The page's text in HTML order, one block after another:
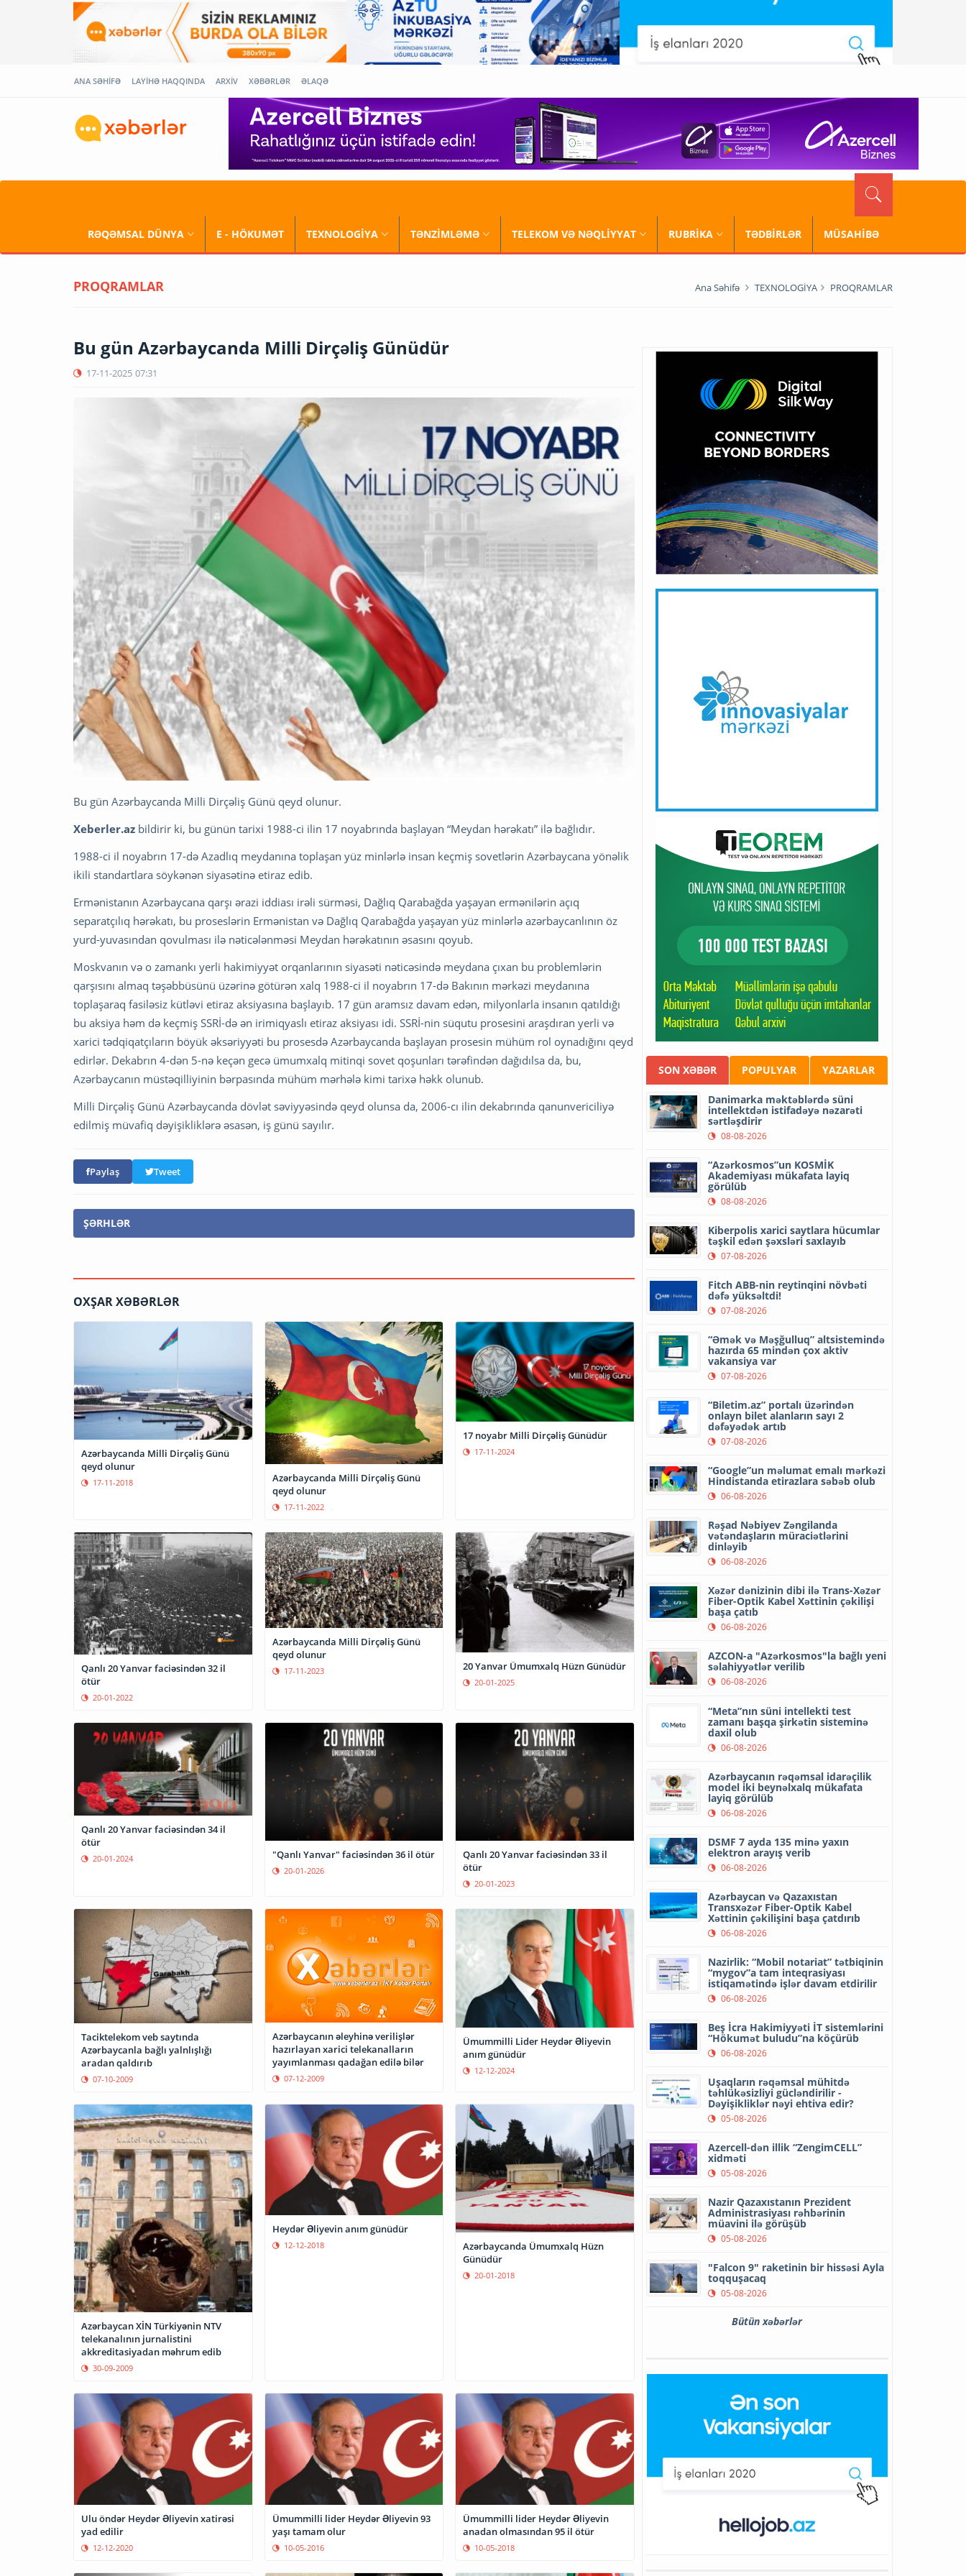
ANA SƏHİFƏ LAYİHƏ HAQQINDA ARXİV XƏBƏRLƏR ƏLAQƏ
RƏQƏMSAL DÜNYA E - HÖKUMƏT TEXNOLOGİYA TƏNZİMLƏMƏ TELEKOM VƏ NƏQLİYYAT RUBRİKA TƏDBİRLƏR MÜSAHİBƏ
PROQRAMLAR Ana Səhifə TEXNOLOGİYA PROQRAMLAR
Bu gün Azərbaycanda Milli Dirçəliş Günüdür
17-11-2025 07:31
Bu gün Azərbaycanda Milli Dirçəliş Günü qeyd olunur.
Xeberler.az bildirir ki, bu günün tarixi 1988-ci ilin 17 noyabrında başlayan “Meydan hərəkatı” ilə bağlıdır.
1988-ci il noyabrın 17-də Azadlıq meydanına toplaşan yüz minlərlə insan keçmiş sovetlərin Azərbaycana yönəlik
ikili standartlara söykənən siyasətinə etiraz edib.
Ermənistanın Azərbaycana qarşı ərazi iddiası irəli sürməsi, Dağlıq Qarabağda yaşayan ermənilərin açıq
separatçılıq hərəkatı, bu proseslərin Ermənistan və Dağlıq Qarabağda yaşayan yüz minlərlə azərbaycanlının öz
yurd-yuvasından qovulması ilə nəticələnməsi Meydan hərəkatının əsasını qoyub.
Moskvanın və o zamankı yerli hakimiyyət orqanlarının siyasəti nəticəsində meydana çıxan bu problemlərin
qarşısını almaq təşəbbüsünü üzərinə götürən xalq 1988-ci il noyabrın 17-də Bakının mərkəzi meydanına
toplaşaraq fasiləsiz kütləvi etiraz aksiyasına başlayıb. 17 gün aramsız davam edən, milyonlarla insanın qatıldığı
bu aksiya həm də keçmiş SSRİ-də ən irimiqyaslı etiraz aksiyası idi. SSRİ-nin süqutu prosesini araşdıran yerli və
xarici tədqiqatçıların böyük əksəriyyəti bu prosesdə Azərbaycanda başlayan prosesin mühüm rol oynadığını qeyd
edirlər. Dekabrın 4-dən 5-nə keçən gecə ümumxalq mitinqi sovet qoşunları tərəfindən dağıdılsa da, bu,
Azərbaycanın müstəqilliyinin bərpasında mühüm mərhələ kimi tarixə həkk olunub.
Milli Dirçəliş Günü Azərbaycanda dövlət səviyyəsində qeyd olunsa da, 2006-cı ilin dekabrında qanunvericiliyə
edilmiş müvafiq dəyişikliklərə əsasən, iş günü sayılır.
Paylaş Tweet
ŞƏRHLƏR
OXŞAR XƏBƏRLƏR
Azərbaycanda Milli Dirçəliş Günü
qeyd olunur
17-11-2018
Azərbaycanda Milli Dirçəliş Günü
qeyd olunur
17-11-2022
17 noyabr Milli Dirçəliş Günüdür
17-11-2024
Qanlı 20 Yanvar faciəsindən 32 il
ötür
20-01-2022
Azərbaycanda Milli Dirçəliş Günü
qeyd olunur
17-11-2023 20 Yanvar Ümumxalq Hüzn Günüdür
20-01-2025
Qanlı 20 Yanvar faciəsindən 34 il
ötür
20-01-2024 "Qanlı Yanvar" faciəsindən 36 il ötür
20-01-2026
Qanlı 20 Yanvar faciəsindən 33 il
ötür
20-01-2023
Taciktelekom veb saytında
Azərbaycanla bağlı yalnlışlığı
aradan qaldırıb
07-10-2009
Azərbaycanın əleyhinə verilişlər
hazırlayan xarici telekanalların
yayımlanması qadağan edilə bilər
07-12-2009
Ümummilli Lider Heydər Əliyevin
anım günüdür
12-12-2024
Azərbaycan XİN Türkiyənin NTV
telekanalının jurnalistini
akkreditasiyadan məhrum edib
30-09-2009
Heydər Əliyevin anım günüdür
12-12-2018
Azərbaycanda Ümumxalq Hüzn
Günüdür
20-01-2018
Ulu öndər Heydər Əliyevin xatirəsi
yad edilir
12-12-2020
Ümummilli lider Heydər Əliyevin 93
yaşı tamam olur
10-05-2016
Ümummilli lider Heydər Əliyevin
anadan olmasından 95 il ötür
10-05-2018
SON XƏBƏR POPULYAR YAZARLAR
Danimarka məktəblərdə süni
intellektdən istifadəyə nəzarəti
sərtləşdirir
08-08-2026
“Azərkosmos”un KOSMİK
Akademiyası mükafata layiq
görülüb
08-08-2026
Kiberpolis xarici saytlara hücumlar
təşkil edən şəxsləri saxlayıb
07-08-2026
Fitch ABB-nin reytinqini növbəti
dəfə yüksəltdi!
07-08-2026
“Əmək və Məşğulluq” altsistemində
hazırda 65 mindən çox aktiv
vakansiya var
07-08-2026
“Biletim.az” portalı üzərindən
onlayn bilet alanların sayı 2
dəfəyədək artıb
07-08-2026
“Google”un məlumat emalı mərkəzi
Hindistanda etirazlara səbəb olub
06-08-2026
Rəşad Nəbiyev Zəngilanda
vətəndaşların müraciətlərini
dinləyib
06-08-2026
Xəzər dənizinin dibi ilə Trans-Xəzər
Fiber-Optik Kabel Xəttinin çəkilişi
başa çatıb
06-08-2026
AZCON-a "Azərkosmos"la bağlı yeni
səlahiyyətlər verilib
06-08-2026
“Meta”nın süni intellekti test
zamanı başqa şirkətin sisteminə
daxil olub
06-08-2026
Azərbaycanın rəqəmsal idarəçilik
model iki beynəlxalq mükafata
layiq görülüb
06-08-2026
DSMF 7 ayda 135 minə yaxın
elektron arayış verib
06-08-2026
Azərbaycan və Qazaxıstan
Transxəzər Fiber-Optik Kabel
Xəttinin çəkilişini başa çatdırıb
06-08-2026
Nazirlik: “Mobil notariat” tətbiqinin
“mygov”a tam inteqrasiyası
istiqamətində işlər davam etdirilir
06-08-2026
Beş İcra Hakimiyyəti İT sistemlərini
“Hökumət buludu”na köçürüb
06-08-2026
Uşaqların rəqəmsal mühitdə
təhlükəsizliyi gücləndirilir -
Dəyişikliklər nəyi ehtiva edir?
05-08-2026
Azercell-dən illik “ZengimCELL”
xidməti
05-08-2026
Nazir Qazaxıstanın Prezident
Administrasiyası rəhbərinin
müavini ilə görüşüb
05-08-2026
"Falcon 9" raketinin bir hissəsi Ayla
toqquşacaq
05-08-2026
Bütün xəbərlər